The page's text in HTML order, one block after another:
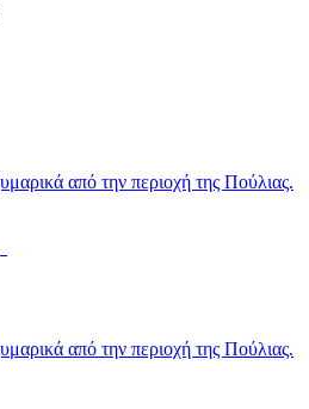
από την περιοχή της Πούλιας.
από την περιοχή της Πούλιας.